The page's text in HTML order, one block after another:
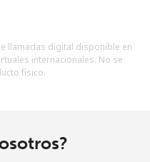
llamadas digital disponible en
internacionales. No se
físico.